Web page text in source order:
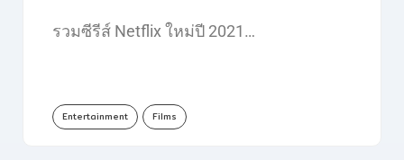
รวมซีรีส์ Netflix ใหม่ปี 2021…
Entertainment Films